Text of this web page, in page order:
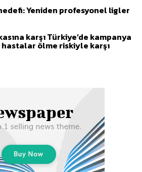
Yeniden profesyonel ligler
karşı Türkiye’de kampanya
hastalar ölme riskiyle karşı